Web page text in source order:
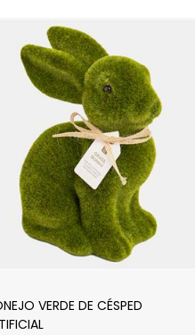
VERDE DE CÉSPED